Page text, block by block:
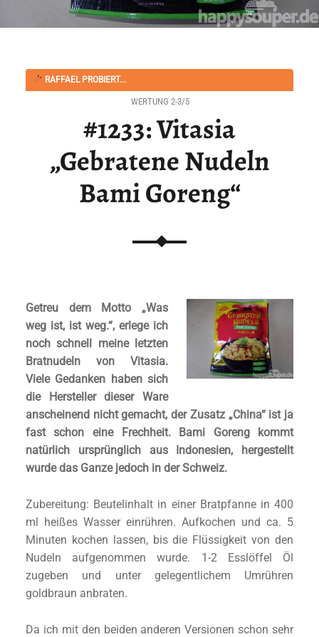
RAFFAEL PROBIERT...
#1233: Vitasia
„Gebratene Nudeln
Bami Goreng“
WERTUNG 2-3/5
Getreu dem Motto „Was
weg ist, ist weg.“, erlege ich
noch schnell meine letzten
Bratnudeln von Vitasia.
Viele Gedanken haben sich
die Hersteller dieser Ware
anscheinend nicht gemacht, der Zusatz „China“ ist ja
fast schon eine Frechheit. Bami Goreng kommt
natürlich ursprünglich aus Indonesien, hergestellt
wurde das Ganze jedoch in der Schweiz.
Zubereitung: Beutelinhalt in einer Bratpfanne in 400
ml heißes Wasser einrühren. Aufkochen und ca. 5
Minuten kochen lassen, bis die Flüssigkeit von den
Nudeln aufgenommen wurde. 1-2 Esslöffel Öl
zugeben und unter gelegentlichem Umrühren
goldbraun anbraten.
Da ich mit den beiden anderen Versionen schon sehr